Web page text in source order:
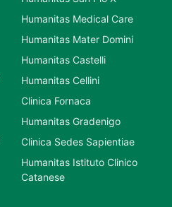
Humanitas Medical Care
Humanitas Mater Domini
Humanitas Castelli
Humanitas Cellini
Clinica Fornaca
Humanitas Gradenigo
Clinica Sedes Sapientiae
Humanitas Istituto Clinico
Catanese